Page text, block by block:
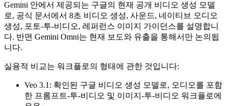
Gemini 안에서 제공되는 구글의 현재 공개 비디오 생성 모델
로, 공식 문서에서 8초 비디오 생성, 사운드, 네이티브 오디오
생성, 포토-투-비디오, 레퍼런스 이미지 가이던스를 설명합니
다. 반면 Gemini Omni는 현재 보도와 유출을 통해서만 논의됩
니다.
실용적 비교는 워크플로의 형태에 관한 것입니다:
Veo 3.1: 확인된 구글 비디오 생성 모델로, 오디오를 포함
한 프롬프트-투-비디오 및 이미지-투-비디오 워크플로에